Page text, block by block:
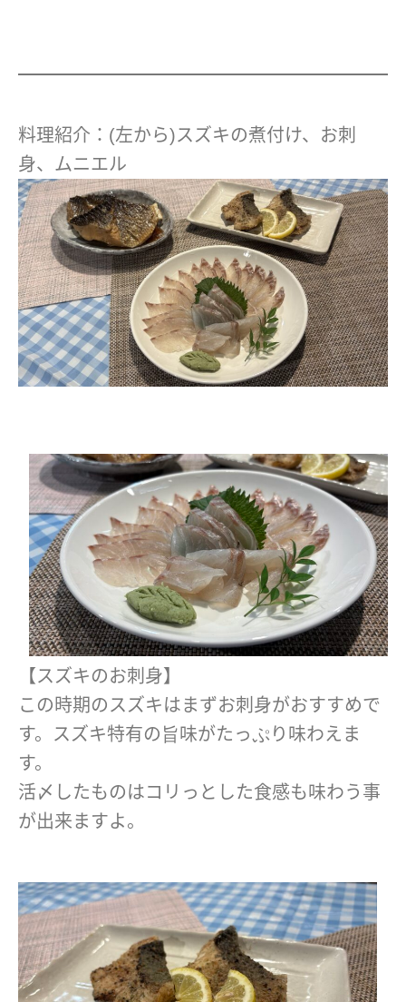
料理紹介：(左から)スズキの煮付け、お刺
身、ムニエル
【スズキのお刺身】
この時期のスズキはまずお刺身がおすすめで
す。スズキ特有の旨味がたっぷり味わえま
す。
活〆したものはコリっとした食感も味わう事
が出来ますよ。